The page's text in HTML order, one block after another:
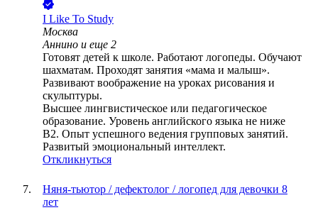
I Like To Study
Москва
Аннино и еще 2
Готовят детей к школе. Работают логопеды. Обучают
шахматам. Проходят занятия «мама и малыш».
Развивают воображение на уроках рисования и
скульптуры.
Высшее лингвистическое или педагогическое
образование. Уровень английского языка не ниже
B2. Опыт успешного ведения групповых занятий.
Развитый эмоциональный интеллект.
Откликнуться
Няня-тьютор / дефектолог / логопед для девочки 8
лет